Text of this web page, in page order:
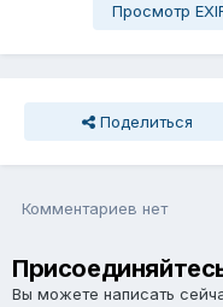
Просмотр
Поделиться
Комментариев нет
Вы можете написать